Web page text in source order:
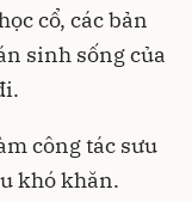
cổ, các bản
sinh sống của
công tác sưu
khó khăn.